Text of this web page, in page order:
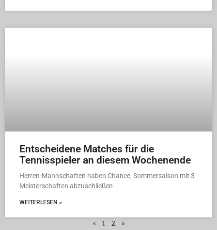
Entscheidene Matches für die
Tennisspieler an diesem Wochenende
Herren-Mannschaften haben Chance, Sommersaison mit 3
Meisterschaften abzuschließen
WEITERLESEN »
« 1 2 »